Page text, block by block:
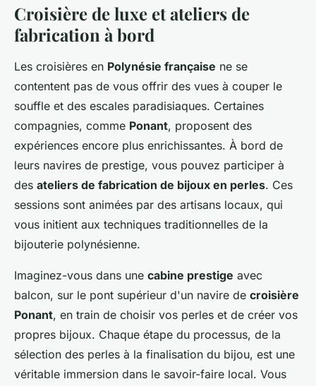
Croisière de luxe et ateliers de
fabrication à bord
Les croisières en Polynésie française ne se
contentent pas de vous offrir des vues à couper le
souffle et des escales paradisiaques. Certaines
compagnies, comme Ponant, proposent des
expériences encore plus enrichissantes. À bord de
leurs navires de prestige, vous pouvez participer à
des ateliers de fabrication de bijoux en perles. Ces
sessions sont animées par des artisans locaux, qui
vous initient aux techniques traditionnelles de la
bijouterie polynésienne.
Imaginez-vous dans une cabine prestige avec
balcon, sur le pont supérieur d'un navire de croisière
Ponant, en train de choisir vos perles et de créer vos
propres bijoux. Chaque étape du processus, de la
sélection des perles à la finalisation du bijou, est une
véritable immersion dans le savoir-faire local. Vous